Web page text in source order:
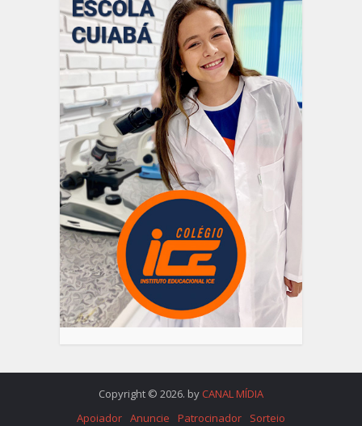
Copyright © 2026. by CANAL MÍDIA
Apoiador Anuncie Patrocinador Sorteio